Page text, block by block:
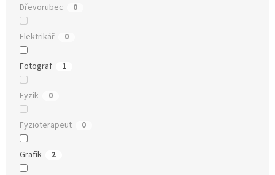
Dřevorubec 0
Elektrikář 0
Fotograf 1
Fyzik 0
Fyzioterapeut 0
Grafik 2